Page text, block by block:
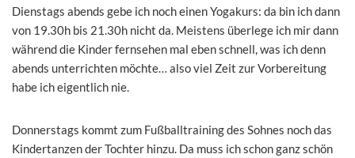
Dienstags abends gebe ich noch einen Yogakurs: da bin ich dann
von 19.30h bis 21.30h nicht da. Meistens überlege ich mir dann
während die Kinder fernsehen mal eben schnell, was ich denn
abends unterrichten möchte… also viel Zeit zur Vorbereitung
habe ich eigentlich nie.
Donnerstags kommt zum Fußballtraining des Sohnes noch das
Kindertanzen der Tochter hinzu. Da muss ich schon ganz schön